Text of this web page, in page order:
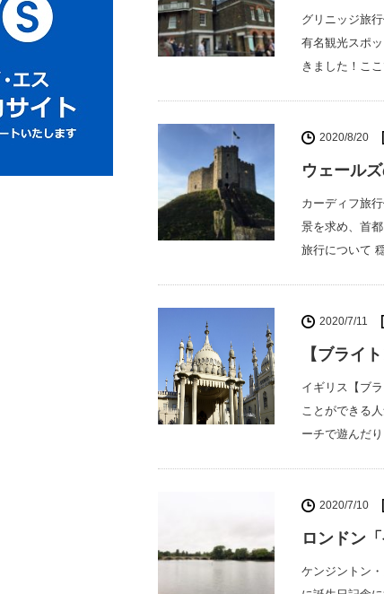
グリニッジ旅
有名観光スポ
きました！こ
2020/8/20
ウェール
カーディフ旅
景を求め、首
旅行について
2020/7/11
【ブライ
イギリス【ブ
ことができる
ーチで遊んだ
2020/7/10
ロンドン
ケンジントン